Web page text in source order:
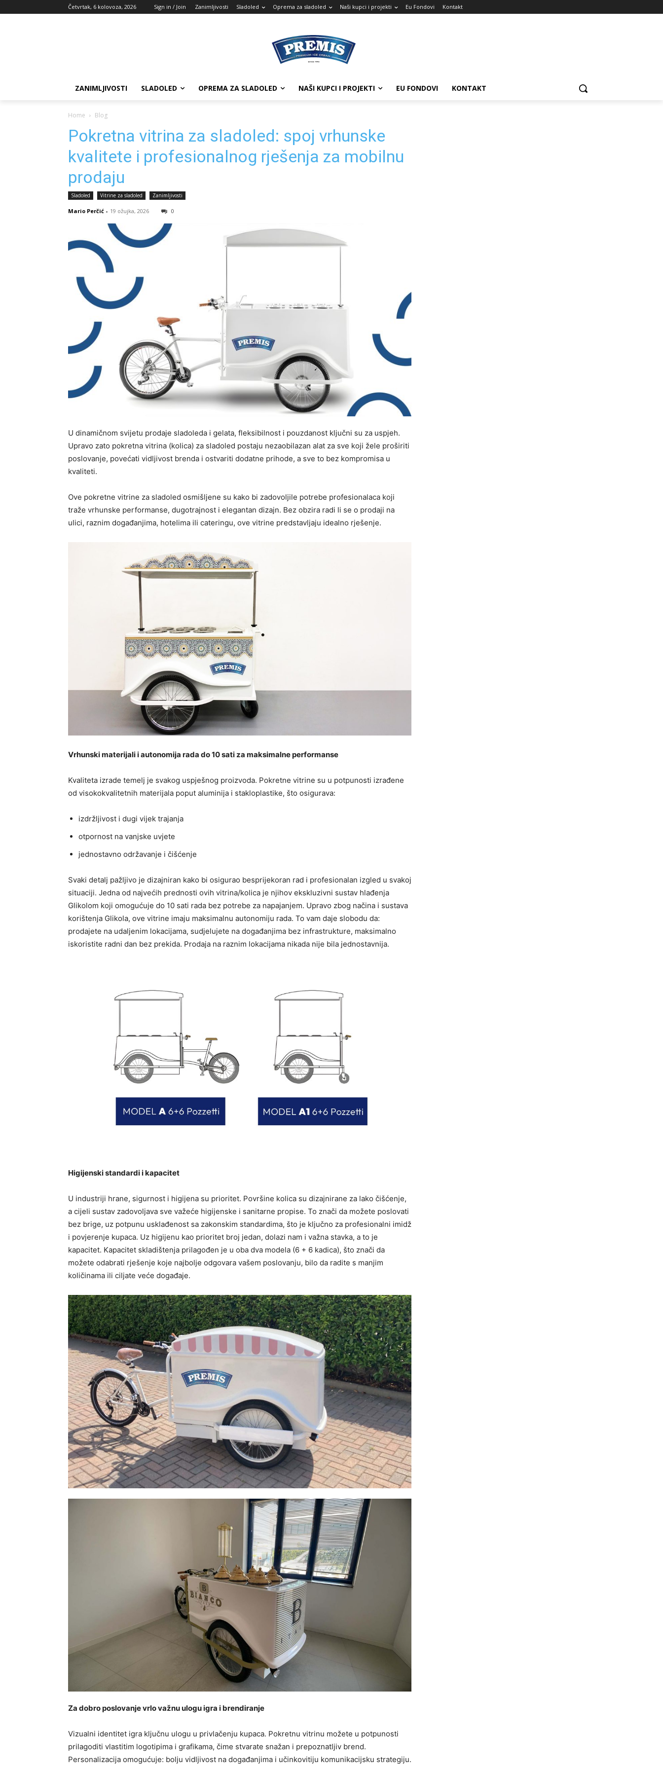
Četvrtak, 6 kolovoza, 2026 Sign in / Join Zanimljivosti Sladoled Oprema za sladoled Naši kupci i projekti Eu Fondovi Kontakt
ZANIMLJIVOSTI SLADOLED OPREMA ZA SLADOLED NAŠI KUPCI I PROJEKTI EU FONDOVI KONTAKT
Home Blog
Pokretna vitrina za sladoled: spoj vrhunske
kvalitete i profesionalnog rješenja za mobilnu
prodaju
Sladoled Vitrine za sladoled Zanimljivosti
Mario Perčić - 19 ožujka, 2026 0
U dinamičnom svijetu prodaje sladoleda i gelata, fleksibilnost i pouzdanost ključni su za uspjeh.
Upravo zato pokretna vitrina (kolica) za sladoled postaju nezaobilazan alat za sve koji žele proširiti
poslovanje, povećati vidljivost brenda i ostvariti dodatne prihode, a sve to bez kompromisa u
kvaliteti.
Ove pokretne vitrine za sladoled osmišljene su kako bi zadovoljile potrebe profesionalaca koji
traže vrhunske performanse, dugotrajnost i elegantan dizajn. Bez obzira radi li se o prodaji na
ulici, raznim događanjima, hotelima ili cateringu, ove vitrine predstavljaju idealno rješenje.
Vrhunski materijali i autonomija rada do 10 sati za maksimalne performanse
Kvaliteta izrade temelj je svakog uspješnog proizvoda. Pokretne vitrine su u potpunosti izrađene
od visokokvalitetnih materijala poput aluminija i stakloplastike, što osigurava:
izdržljivost i dugi vijek trajanja
otpornost na vanjske uvjete
jednostavno održavanje i čišćenje
Svaki detalj pažljivo je dizajniran kako bi osigurao besprijekoran rad i profesionalan izgled u svakoj
situaciji. Jedna od najvećih prednosti ovih vitrina/kolica je njihov ekskluzivni sustav hlađenja
Glikolom koji omogućuje do 10 sati rada bez potrebe za napajanjem. Upravo zbog načina i sustava
korištenja Glikola, ove vitrine imaju maksimalnu autonomiju rada. To vam daje slobodu da:
prodajete na udaljenim lokacijama, sudjelujete na događanjima bez infrastrukture, maksimalno
iskoristite radni dan bez prekida. Prodaja na raznim lokacijama nikada nije bila jednostavnija.
Higijenski standardi i kapacitet
U industriji hrane, sigurnost i higijena su prioritet. Površine kolica su dizajnirane za lako čišćenje,
a cijeli sustav zadovoljava sve važeće higijenske i sanitarne propise. To znači da možete poslovati
bez brige, uz potpunu usklađenost sa zakonskim standardima, što je ključno za profesionalni imidž
i povjerenje kupaca. Uz higijenu kao prioritet broj jedan, dolazi nam i važna stavka, a to je
kapacitet. Kapacitet skladištenja prilagođen je u oba dva modela (6 + 6 kadica), što znači da
možete odabrati rješenje koje najbolje odgovara vašem poslovanju, bilo da radite s manjim
količinama ili ciljate veće događaje.
Za dobro poslovanje vrlo važnu ulogu igra i brendiranje
Vizualni identitet igra ključnu ulogu u privlačenju kupaca. Pokretnu vitrinu možete u potpunosti
prilagoditi vlastitim logotipima i grafikama, čime stvarate snažan i prepoznatljiv brend.
Personalizacija omogućuje: bolju vidljivost na događanjima i učinkovitiju komunikacijsku strategiju.